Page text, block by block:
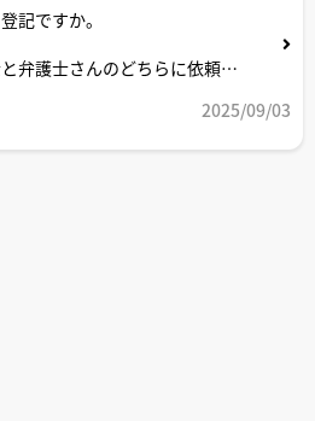
記ですか。
弁護士さんのどちらに依頼す
2025/09/03